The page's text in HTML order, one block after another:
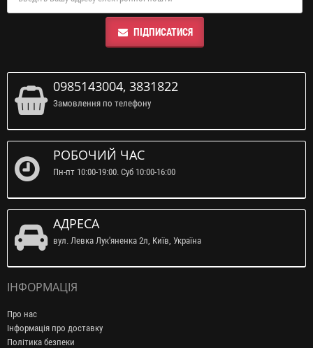
ПІДПИСАТИСЯ
0985143004, 3831822
Замовлення по телефону
РОБОЧИЙ ЧАС
Пн-пт 10:00-19:00. Суб 10:00-16:00
АДРЕСА
вул. Левка Лук'яненка 2л, Київ, Україна
ІНФОРМАЦІЯ
Про нас
Інформація про доставку
Політика безпеки